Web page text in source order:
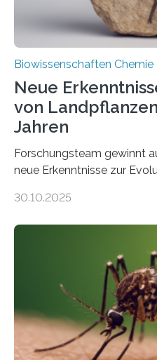
Biowissenschaften Chemie
Neue
von
Jahren
Forschungsteam gewinnt
neue Erkenntnisse zur
Landpflanzen zählen zu
Grünalgen, die vor
lebten. Unter den
die noch heute in der
Süßwasseralge
dieser Gruppe bilden aus
mit scheibenförmiger
nächsten…
30.10.2025